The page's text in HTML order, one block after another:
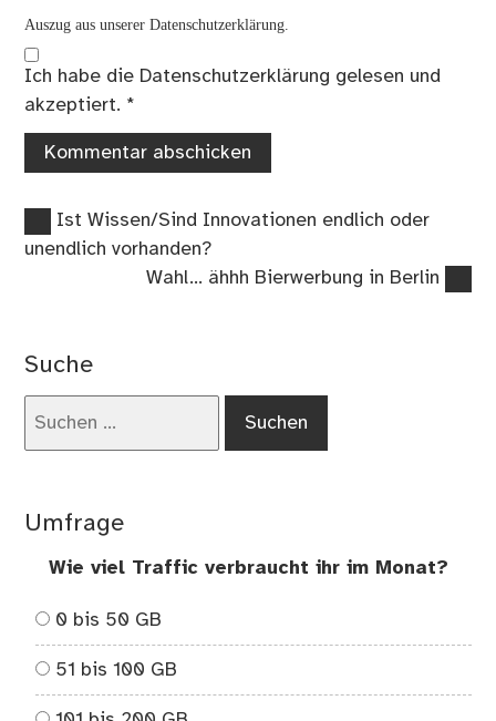
Auszug aus unserer Datenschutzerklärung.
Ich habe die Datenschutzerklärung gelesen und
akzeptiert. *
Beitragsnavigation
Vorheriger
Beitrag:
Ist Wissen/Sind Innovationen endlich oder
unendlich vorhanden?
Nächster
Wahl… ähhh Bierwerbung in Berlin
Suche
Umfrage
Wie viel Traffic verbraucht ihr im Monat?
0 bis 50 GB
51 bis 100 GB